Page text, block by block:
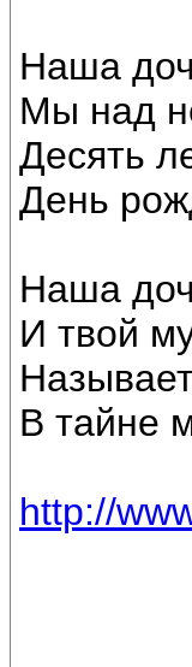
Наша
Мы над
Десять
День
Наша
И твой
В тайне
http://